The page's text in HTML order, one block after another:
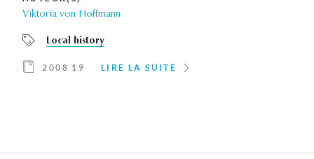
Viktoria von Hoffmann
Local history
2008 19 LIRE LA SUITE